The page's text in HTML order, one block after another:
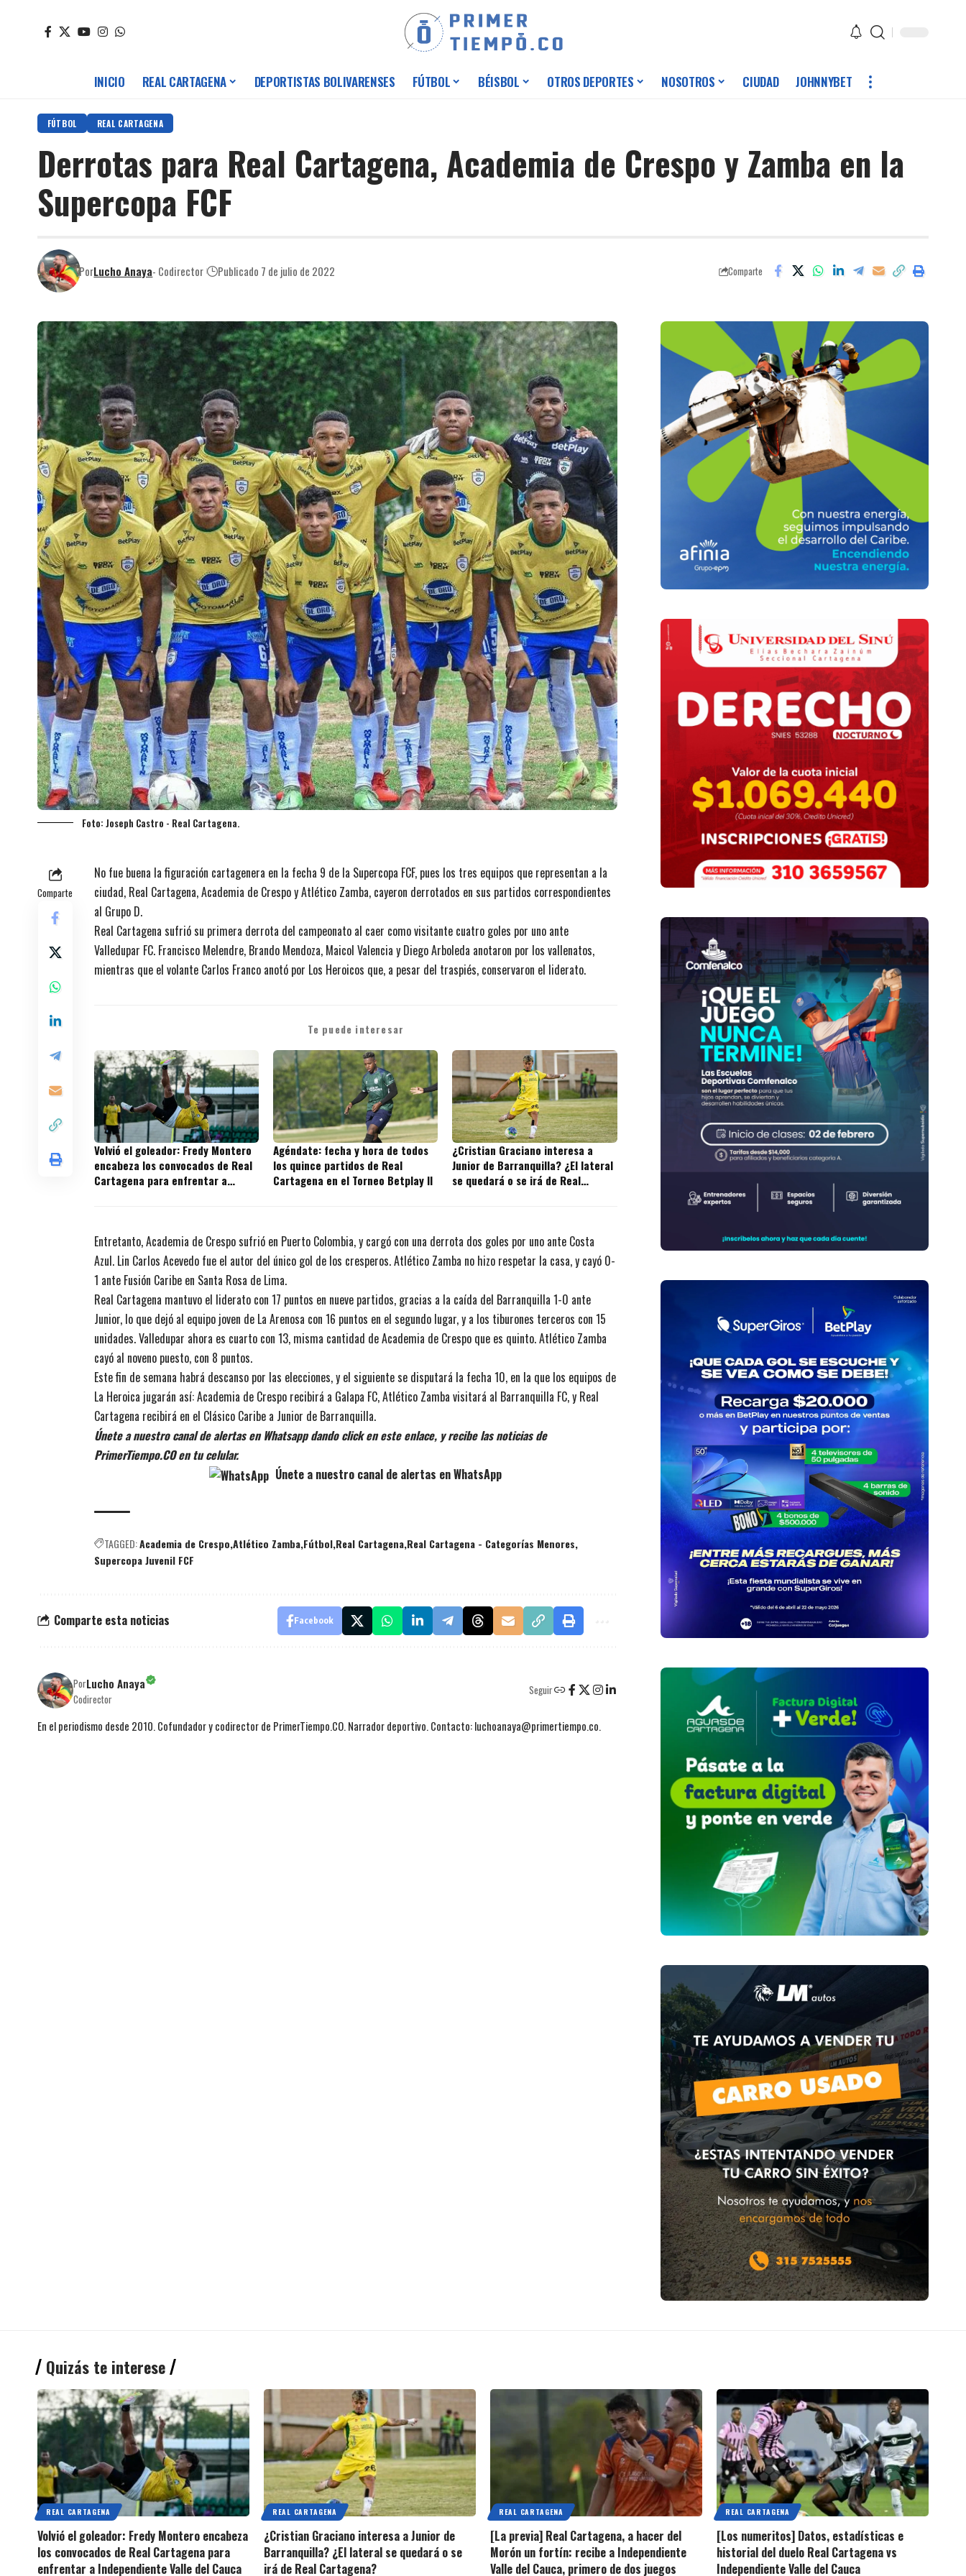
INICIO REAL CARTAGENA DEPORTISTAS BOLIVARENSES FÚTBOL BÉISBOL OTROS DEPORTES NOSOTROS CIUDAD JOHNNYBET
FÚTBOL REAL CARTAGENA
Derrotas para Real Cartagena, Academia de Crespo y Zamba en la
Supercopa FCF
PorLucho Anaya- Codirector Publicado 7 de julio de 2022 Comparte
Foto: Joseph Castro - Real Cartagena.
Comparte
No fue buena la figuración cartagenera en la fecha 9 de la Supercopa FCF, pues los tres equipos que representan a la
ciudad, Real Cartagena, Academia de Crespo y Atlético Zamba, cayeron derrotados en sus partidos correspondientes
al Grupo D.
Real Cartagena sufrió su primera derrota del campeonato al caer como visitante cuatro goles por uno ante
Valledupar FC. Francisco Melendre, Brando Mendoza, Maicol Valencia y Diego Arboleda anotaron por los vallenatos,
mientras que el volante Carlos Franco anotó por Los Heroicos que, a pesar del traspiés, conservaron el liderato.
Te puede interesar
Volvió el goleador: Fredy Montero
encabeza los convocados de Real
Cartagena para enfrentar a
Agéndate: fecha y hora de todos
los quince partidos de Real
Cartagena en el Torneo Betplay II
¿Cristian Graciano interesa a
Junior de Barranquilla? ¿El lateral
se quedará o se irá de Real
Entretanto, Academia de Crespo sufrió en Puerto Colombia, y cargó con una derrota dos goles por uno ante Costa
Azul. Lin Carlos Acevedo fue el autor del único gol de los cresperos. Atlético Zamba no hizo respetar la casa, y cayó 0-
1 ante Fusión Caribe en Santa Rosa de Lima.
Real Cartagena mantuvo el liderato con 17 puntos en nueve partidos, gracias a la caída del Barranquilla 1-0 ante
Junior, lo que dejó al equipo joven de La Arenosa con 16 puntos en el segundo lugar, y a los tiburones terceros con 15
unidades. Valledupar ahora es cuarto con 13, misma cantidad de Academia de Crespo que es quinto. Atlético Zamba
cayó al noveno puesto, con 8 puntos.
Este fin de semana habrá descanso por las elecciones, y el siguiente se disputará la fecha 10, en la que los equipos de
La Heroica jugarán así: Academia de Crespo recibirá a Galapa FC, Atlético Zamba visitará al Barranquilla FC, y Real
Cartagena recibirá en el Clásico Caribe a Junior de Barranquilla.
Únete a nuestro canal de alertas en Whatsapp dando click en este enlace, y recibe las noticias de
PrimerTiempo.CO en tu celular.
Únete a nuestro canal de alertas en WhatsApp
TAGGED:Academia de Crespo Atlético Zamba Fútbol Real Cartagena Real Cartagena - Categorías Menores
Supercopa Juvenil FCF
Comparte esta noticias Facebook
PorLucho Anaya
Codirector
Seguir
En el periodismo desde 2010. Cofundador y codirector de PrimerTiempo.CO. Narrador deportivo. Contacto: luchoanaya@primertiempo.co.
Quizás te interese
REAL CARTAGENA
Volvió el goleador: Fredy Montero encabeza
los convocados de Real Cartagena para
enfrentar a Independiente Valle del Cauca
REAL CARTAGENA
¿Cristian Graciano interesa a Junior de
Barranquilla? ¿El lateral se quedará o se
irá de Real Cartagena?
REAL CARTAGENA
[La previa] Real Cartagena, a hacer del
Morón un fortín: recibe a Independiente
Valle del Cauca, primero de dos juegos
REAL CARTAGENA
[Los numeritos] Datos, estadísticas e
historial del duelo Real Cartagena vs
Independiente Valle del Cauca